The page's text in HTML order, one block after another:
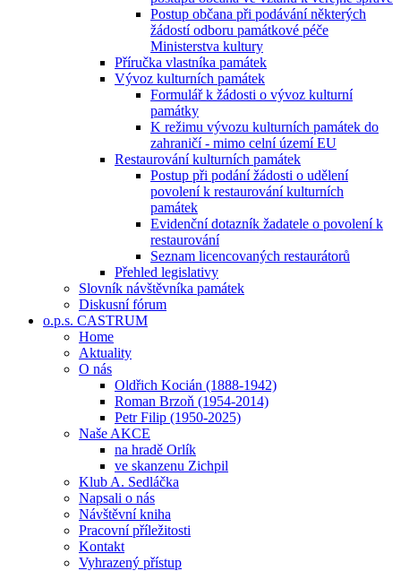
Postup občana při podávání některých
žádostí odboru památkové péče
Ministerstva kultury
Příručka vlastníka památek
Vývoz kulturních památek
Formulář k žádosti o vývoz kulturní
památky
K režimu vývozu kulturních památek do
zahraničí - mimo celní území EU
Restaurování kulturních památek
Postup při podání žádosti o udělení
povolení k restaurování kulturních
památek
Evidenční dotazník žadatele o povolení k
restaurování
Seznam licencovaných restaurátorů
Přehled legislativy
Slovník návštěvníka památek
Diskusní fórum
o.p.s. CASTRUM
Home
Aktuality
O nás
Oldřich Kocián (1888-1942)
Roman Brzoň (1954-2014)
Petr Filip (1950-2025)
Naše AKCE
na hradě Orlík
ve skanzenu Zichpil
Klub A. Sedláčka
Napsali o nás
Návštěvní kniha
Pracovní příležitosti
Kontakt
Vyhrazený přístup